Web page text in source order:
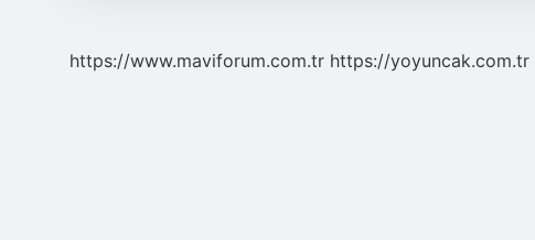
https://www.maviforum.com.tr https://yoyuncak.com.tr